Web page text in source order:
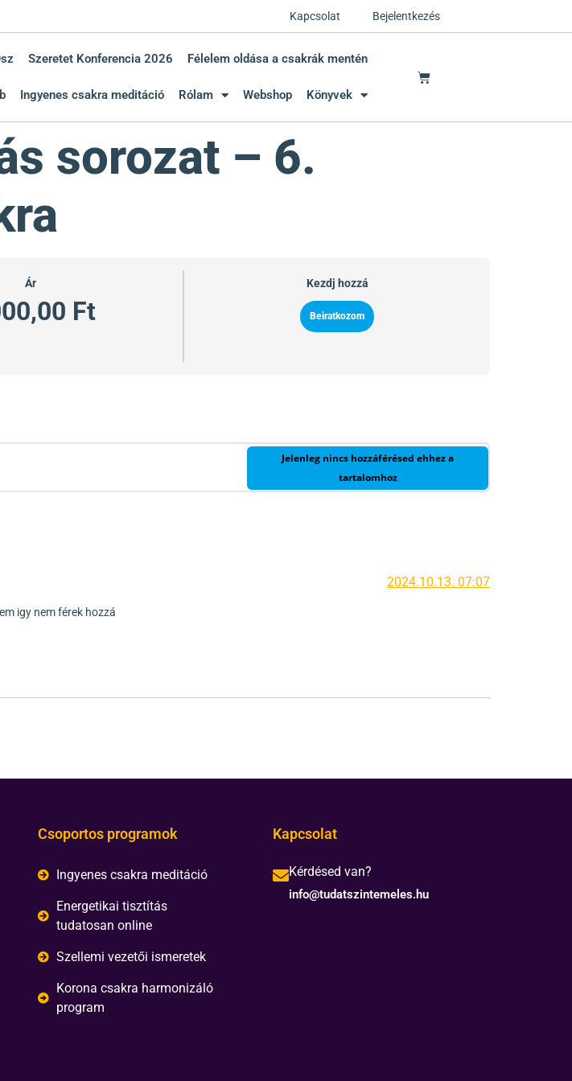
Kapcsolat Bejelentkezés
Szeretet Konferencia 2026 Félelem oldása a csakrák mentén
Ingyenes csakra meditáció Rólam Webshop Könyvek
sorozat – 6.
Ár
Ft
Kezdj hozzá
Beiratkozom
Jelenleg nincs hozzáférésed ehhez a
tartalomhoz
2024.10.13. 07:07
igy nem férek hozzá
Csoportos programok
Ingyenes csakra meditáció
Energetikai tisztítás
tudatosan online
Szellemi vezetői ismeretek
Korona csakra harmonizáló
program
Kapcsolat
Kérdésed van?
info@tudatszintemeles.hu